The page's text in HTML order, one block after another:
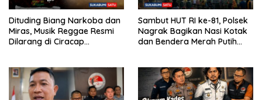
Dituding Biang Narkoba dan
Miras, Musik Reggae Resmi
Dilarang di Ciracap
Sambut HUT RI ke-81, Polsek
Nagrak Bagikan Nasi Kotak
dan Bendera Merah Putih